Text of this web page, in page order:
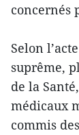
concernés
Selon
suprême,
de la
médicaux
commis